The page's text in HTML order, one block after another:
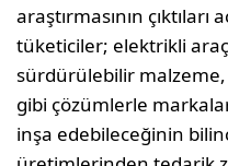
araştırmasının çıktıları
tüketiciler; elektrikli
sürdürülebilir
gibi çözümlerle
inşa edebileceğinin